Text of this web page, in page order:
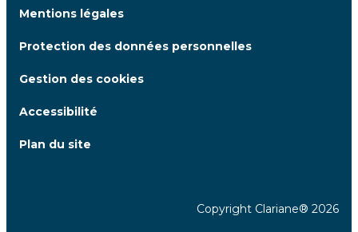
Mentions légales
Protection des données personnelles
Gestion des cookies
Accessibilité
Plan du site
Copyright Clariane® 2026